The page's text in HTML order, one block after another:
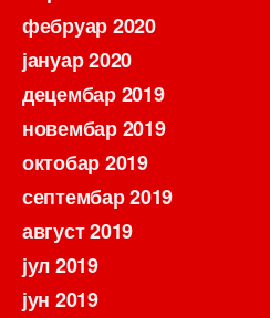
фебруар 2020
јануар 2020
децембар 2019
новембар 2019
октобар 2019
септембар 2019
август 2019
јул 2019
јун 2019